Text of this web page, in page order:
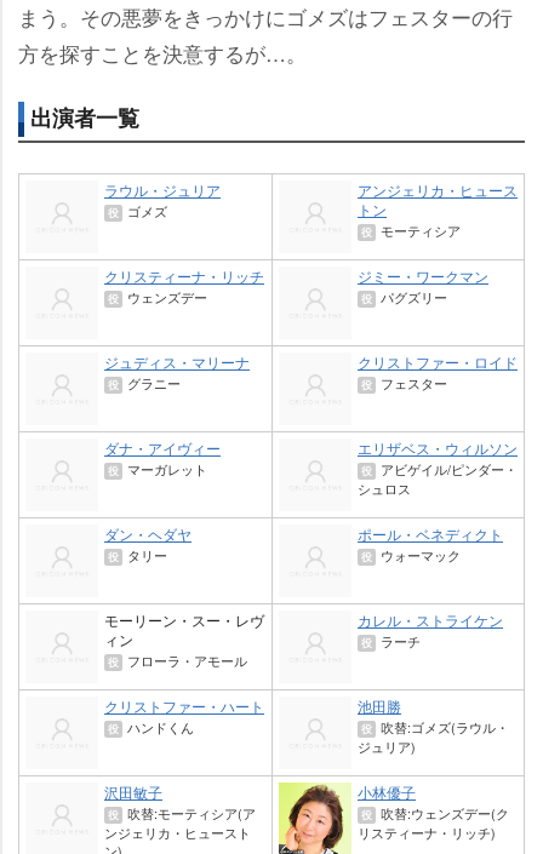
まう。その悪夢をきっかけにゴメズはフェスターの行
方を探すことを決意するが…。
出演者一覧
ラウル・ジュリア
役 ゴメズ
アンジェリカ・ヒュース
トン
役 モーティシア
クリスティーナ・リッチ
役 ウェンズデー
ジミー・ワークマン
役 パグズリー
ジュディス・マリーナ
役 グラニー
クリストファー・ロイド
役 フェスター
ダナ・アイヴィー
役 マーガレット
エリザベス・ウィルソン
役
アビゲイル/ピンダー・
シュロス
ダン・ヘダヤ
役 タリー
ポール・ベネディクト
役 ウォーマック
モーリーン・スー・レヴ
ィン
役 フローラ・アモール
カレル・ストライケン
役 ラーチ
クリストファー・ハート
役 ハンドくん
池田勝
役 吹替:ゴメズ(ラウル・
ジュリア)
沢田敏子
役 吹替:モーティシア(ア
ンジェリカ・ヒュースト
小林優子
役 吹替:ウェンズデー(ク
リスティーナ・リッチ)